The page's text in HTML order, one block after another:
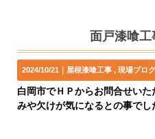
面戸漆喰
2024/10/21｜ 屋根漆喰工事 現場ブロ
白岡市でＨＰからお問合せい
みや欠けが気になるとの事でし